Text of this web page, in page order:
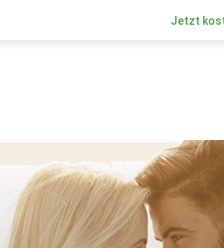
Jetzt